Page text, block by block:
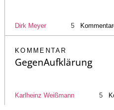
Dirk Meyer 5
KOMMENTAR
GegenAufklärung
Karlheinz Weißmann 5